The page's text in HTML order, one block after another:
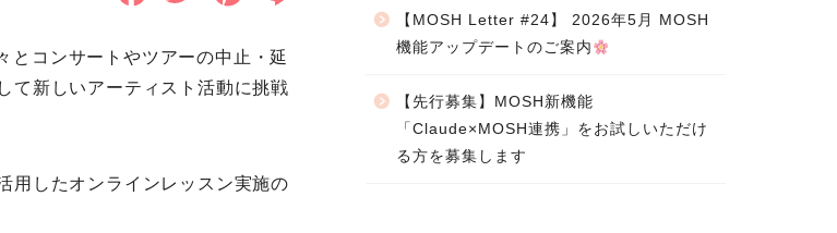
o
i
e
n
r
とコンサートやツアーの中止・延
て新しいアーティスト活動に挑戦
用したオンラインレッスン実施の
【MOSH Letter #24】 2026年5月 MOSH
機能アップデートのご案内
【先行募集】MOSH新機能
「Claude×MOSH連携」をお試しいただけ
る方を募集します